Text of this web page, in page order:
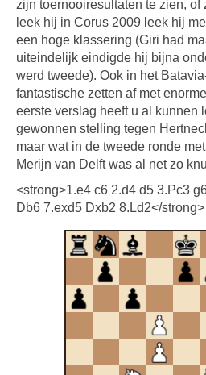
zijn toernooiresultaten te zien, of
leek hij in Corus 2009 leek hij
een hoge klassering (Giri had
uiteindelijk eindigde hij bijna
werd tweede). Ook in het
fantastische zetten af met
eerste verslag heeft u al kunnen
gewonnen stelling tegen
maar wat in de tweede ronde
Merijn van Delft was al net zo
<strong>1.e4 c6 2.d4 d5 3.Pc3
Db6 7.exd5 Dxb2 8.Ld2</strong>